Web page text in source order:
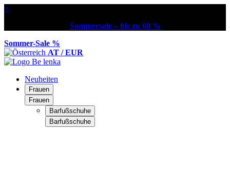
×
Sommersale – bis zu 60 %
Sommer-Sale %
AT / EUR
Neuheiten
Frauen
Frauen
Barfußschuhe
Barfußschuhe